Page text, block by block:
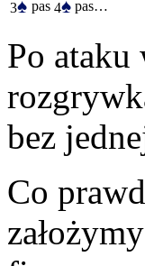
3♠ pas 4♠ pas…
Po
bez
Co